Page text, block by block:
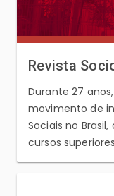
Revista
Durante 27
movimento de
Sociais no
cursos